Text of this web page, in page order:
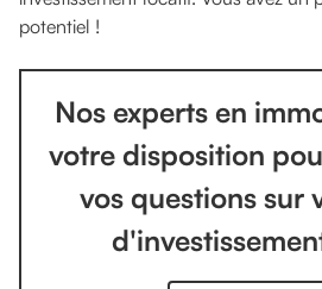
potentiel !
Nos experts en
votre disposition
vos questions sur